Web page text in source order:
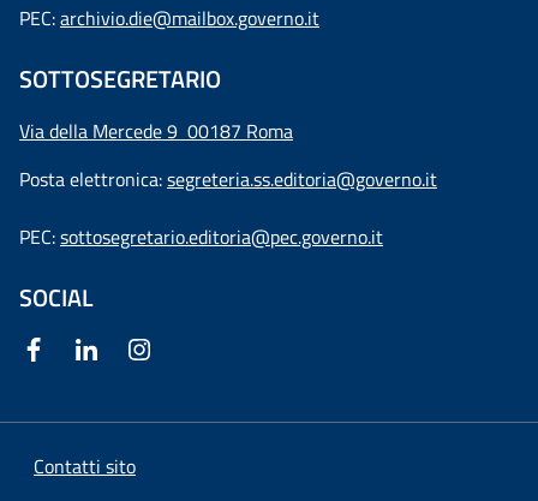
PEC:archivio.die@mailbox.governo.it
SOTTOSEGRETARIO
Via della Mercede 9 00187 Roma
Posta elettronica:segreteria.ss.editoria@governo.it
PEC:sottosegretario.editoria@pec.governo.it
SOCIAL
Contatti sito